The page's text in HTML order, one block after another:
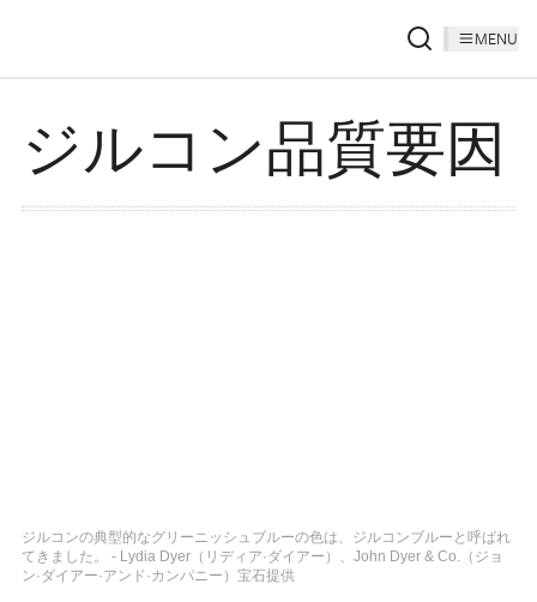
MENU
ジルコン品質要因
ジルコンの典型的なグリーニッシュブルーの色は、ジルコンブルーと呼ばれ
てきました。 - Lydia Dyer（リディア·ダイアー）、John Dyer & Co.（ジョ
ン·ダイアー·アンド·カンパニー）宝石提供